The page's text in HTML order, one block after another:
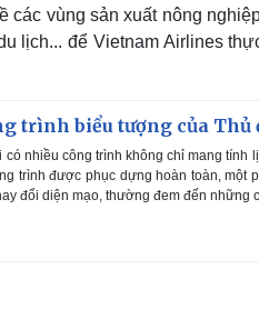
các vùng sản xuất nông
lịch... để Vietnam Airlines
trình biểu tượng của Thủ
có nhiều công trình không chỉ mang
trình được phục dựng hoàn toàn, một
đổi diện mạo, thường đem đến những